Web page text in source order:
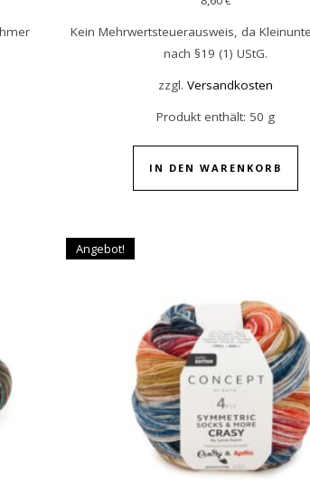
Kein Mehrwertsteuerausweis, da
nach §19 (1) UStG.
zzgl.Versandkosten
Produkt enthält: 50 g
IN DEN WARENKORB
Angebot!